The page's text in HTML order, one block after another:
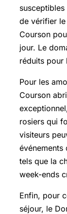
de vérifier
Courson
jour. Le
réduits pour
Pour les
Courson
rosiers qui
visiteurs
événements
tels que la
week-ends
Enfin, pour
séjour, le